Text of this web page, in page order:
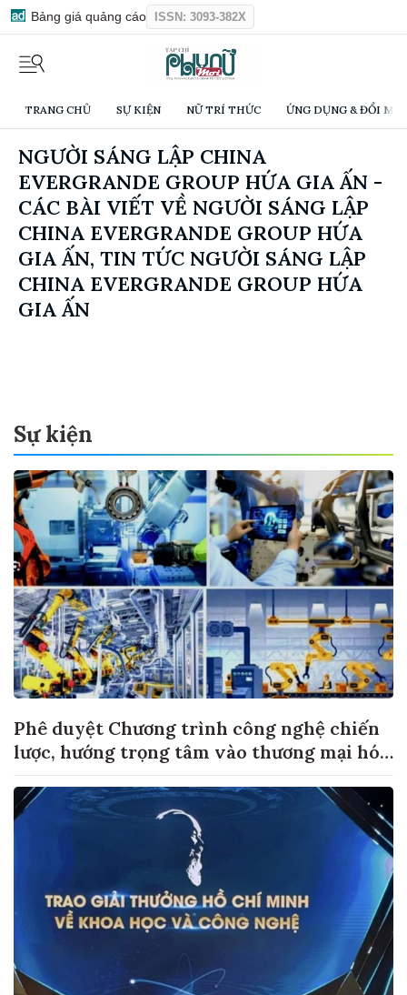
Bảng giá quảng cáo ISSN: 3093-382X
TRANG CHỦ SỰ KIỆN NỮ TRÍ THỨC ỨNG DỤNG & ĐỔI
NGƯỜI SÁNG LẬP CHINA
EVERGRANDE GROUP HỨA GIA ẤN -
CÁC BÀI VIẾT VỀ NGƯỜI SÁNG LẬP
CHINA EVERGRANDE GROUP HỨA
GIA ẤN, TIN TỨC NGƯỜI SÁNG LẬP
CHINA EVERGRANDE GROUP HỨA
GIA ẤN
Sự kiện
Phê duyệt Chương trình công nghệ chiến
lược, hướng trọng tâm vào thương mại hóa